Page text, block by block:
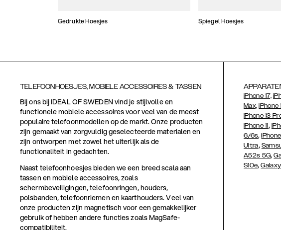
Gedrukte Hoesjes Spiegel Hoesjes
TELEFOONHOESJES, MOBIELE ACCESSOIRES & TASSEN
Bij ons bij IDEAL OF SWEDEN vind je stijlvolle en
functionele mobiele accessoires voor veel van de meest
populaire telefoonmodellen op de markt. Onze producten
zijn gemaakt van zorgvuldig geselecteerde materialen en
zijn ontworpen met zowel het uiterlijk als de
functionaliteit in gedachten.
Naast telefoonhoesjes bieden we een breed scala aan
tassen en mobiele accessoires, zoals
schermbeveiligingen, telefoonringen, houders,
polsbanden, telefoonriemen en kaarthouders. Veel van
onze producten zijn magnetisch voor een gemakkelijker
gebruik of hebben andere functies zoals MagSafe-
compatibiliteit.
iPhone 17,
Max, iPhone
iPhone 13
iPhone 11,
6/6s,
Ultra,
A52s 5G,
S10e,